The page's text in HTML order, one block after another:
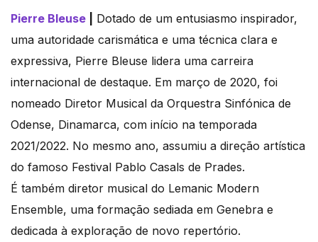
Pierre Bleuse
Dotado de um entusiasmo inspirador,
uma autoridade carismática e uma técnica clara e
expressiva, Pierre Bleuse lidera uma carreira
internacional de destaque. Em março de 2020, foi
nomeado Diretor Musical da Orquestra Sinfónica de
Odense, Dinamarca, com início na temporada
2021/2022. No mesmo ano, assumiu a direção artística
do famoso Festival Pablo Casals de Prades.
É também diretor musical do Lemanic Modern
Ensemble, uma formação sediada em Genebra e
dedicada à exploração de novo repertório.